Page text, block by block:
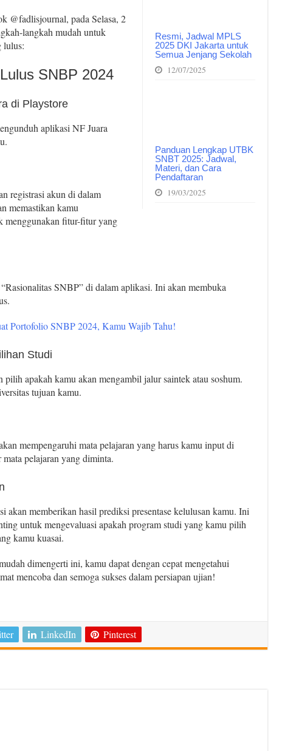
Resmi, Jadwal MPLS
2025 DKI Jakarta untuk
Semua Jenjang Sekolah
12/07/2025
Panduan Lengkap UTBK
SNBT 2025: Jadwal,
Materi, dan Cara
Pendaftaran
19/03/2025
@fadlisjournal, pada Selasa, 2
langkah mudah untuk
lulus:
SNBP 2024
di Playstore
aplikasi NF Juara
registrasi akun di dalam
memastikan kamu
menggunakan fitur-fitur yang
SNBP” di dalam aplikasi. Ini akan membuka
Portofolio SNBP 2024, Kamu Wajib Tahu!
Studi
pilih apakah kamu akan mengambil jalur saintek atau soshum.
tujuan kamu.
mempengaruhi mata pelajaran yang harus kamu input di
pelajaran yang diminta.
akan memberikan hasil prediksi presentase kelulusan kamu. Ini
untuk mengevaluasi apakah program studi yang kamu pilih
kamu kuasai.
dimengerti ini, kamu dapat dengan cepat mengetahui
mencoba dan semoga sukses dalam persiapan ujian!
LinkedIn Pinterest